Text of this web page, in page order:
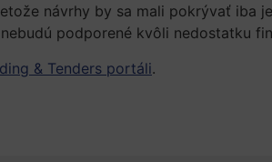
návrhy by sa mali pokrývať iba
podporené kvôli nedostatku
& Tenders portáli.